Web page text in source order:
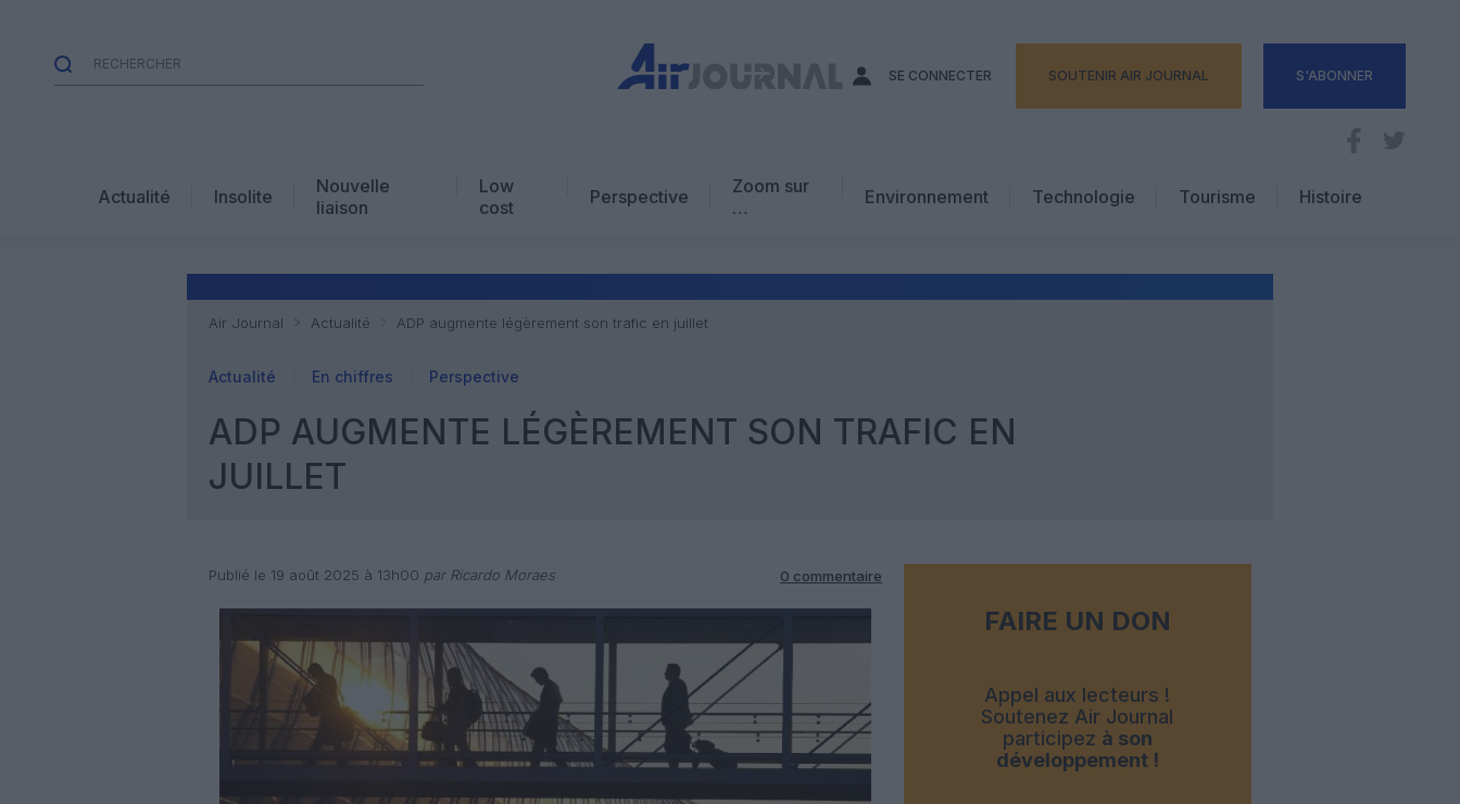
SE CONNECTER SOUTENIR AIR JOURNAL S'ABONNER
Actualité Insolite
Nouvelle
liaison
Low
cost
Perspective
Zoom sur
…
Environnement Technologie
Tourisme
Hôtellerie
Histoire
Air Journal Actualité ADP augmente légèrement son trafic en juillet
Actualité En chiffres Perspective
ADP AUGMENTE LÉGÈREMENT SON TRAFIC EN
JUILLET
Publié le 19 août 2025 à 13h00 par Ricardo Moraes 0 commentaire
FAIRE UN DON
Appel aux lecteurs !
Soutenez Air Journal
participez à son
développement !